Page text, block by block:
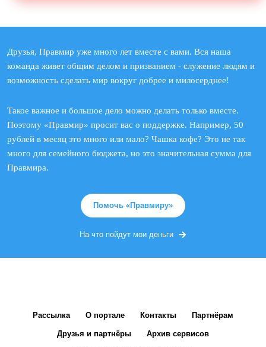
Друзья, Правмир уже много лет вместе с вами. Вся наша
команда живет общим делом и призванием - служение людям и
возможность сделать мир вокруг добрее и милосерднее!
Такое важное и большое дело можно делать только вместе.
Поэтому «Правмир» просит вас о поддержке. Например, 50
рублей в месяц это много или мало? Чашка кофе? Это не так
много для семейного бюджета, но это значительная сумма для
Правмира.
Помочь «Правмиру»
На что пойдут мои деньги
Рассылка О портале Контакты Партнёрам
Друзья и партнёры Архив сервисов